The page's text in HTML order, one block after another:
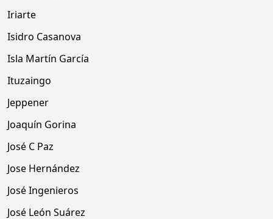
Iriarte
Isidro Casanova
Isla Martín García
Ituzaingo
Jeppener
Joaquín Gorina
José C Paz
Jose Hernández
José Ingenieros
José León Suárez